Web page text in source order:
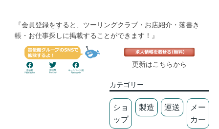
『会員登録をすると、ツーリングクラブ・お店紹介・落書き
帳・お仕事探しに掲載することができます！』
更新はこちらから
カテゴリー
ショ
ップ
製造 運送
メー
カー